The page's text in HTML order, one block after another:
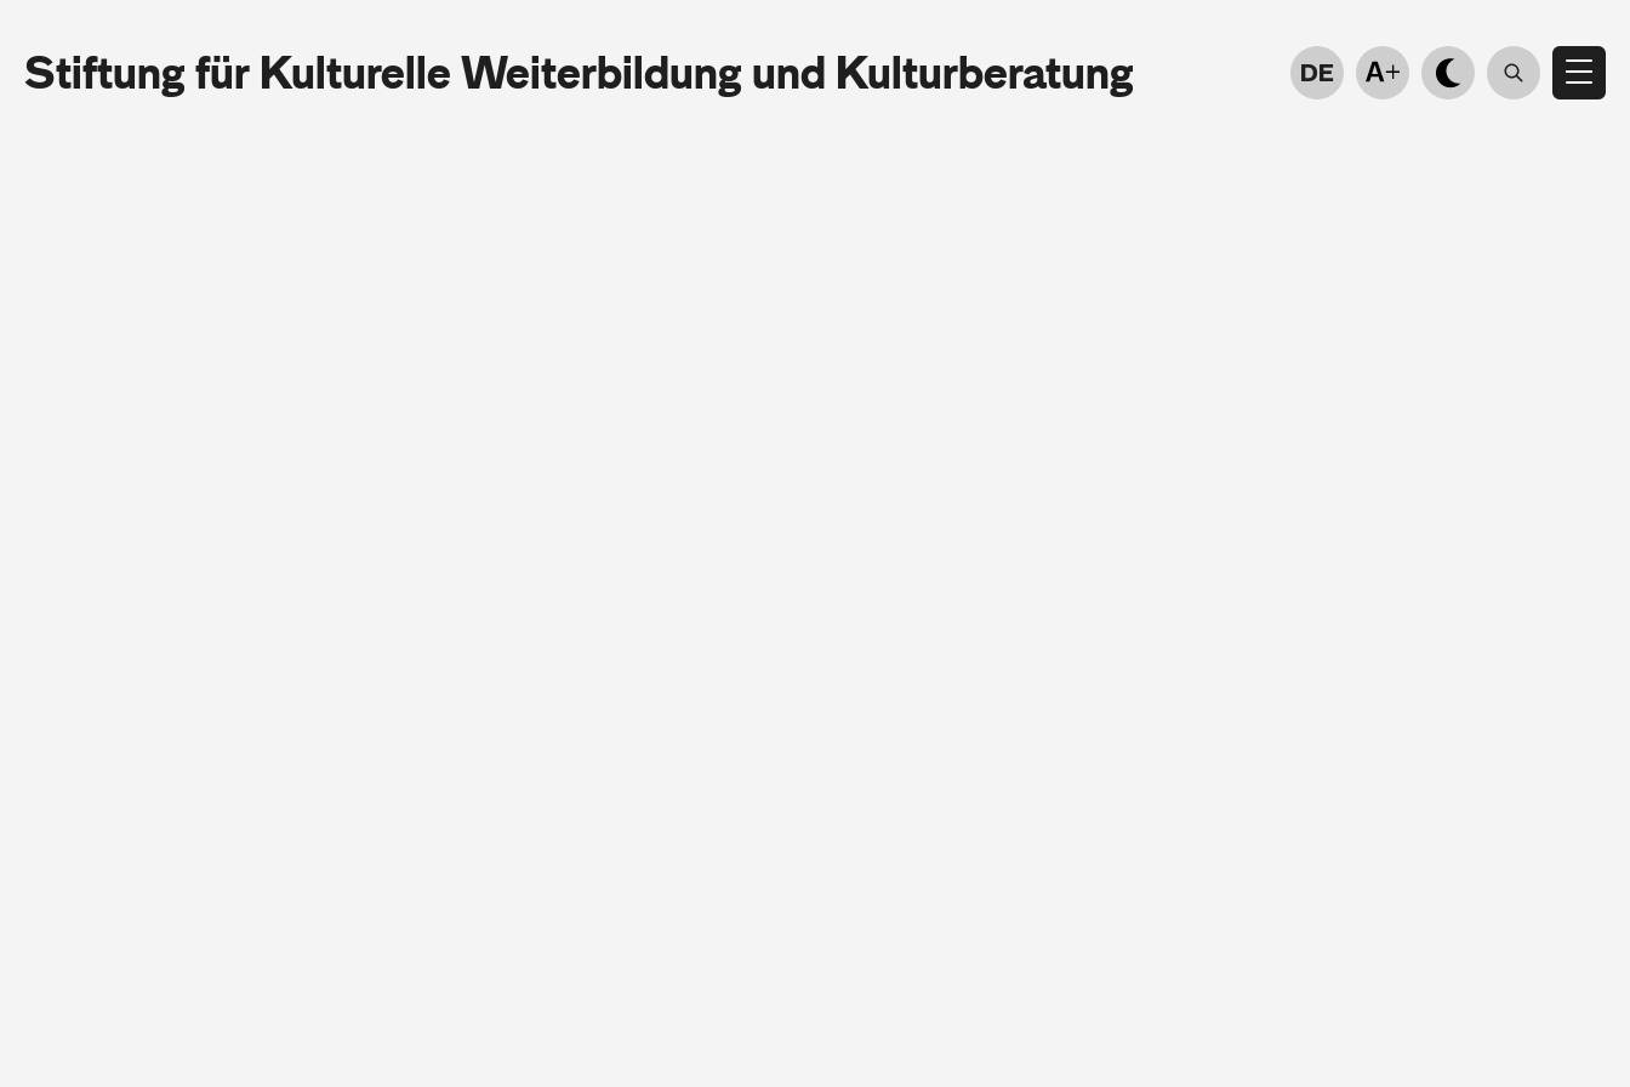
Stiftung für Kulturelle Weiterbildung und Kulturberatung DE